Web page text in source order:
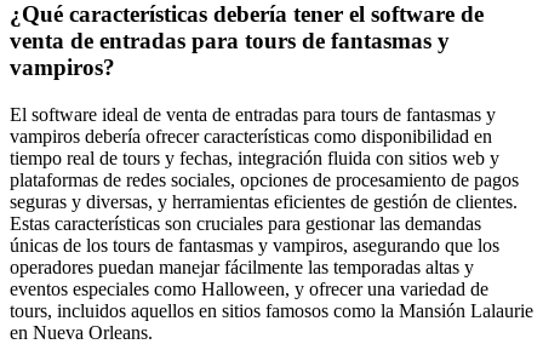
¿Qué características debería tener el software de
venta de entradas para tours de fantasmas y
vampiros?
El software ideal de venta de entradas para tours de fantasmas y
vampiros debería ofrecer características como disponibilidad en
tiempo real de tours y fechas, integración fluida con sitios web y
plataformas de redes sociales, opciones de procesamiento de pagos
seguras y diversas, y herramientas eficientes de gestión de clientes.
Estas características son cruciales para gestionar las demandas
únicas de los tours de fantasmas y vampiros, asegurando que los
operadores puedan manejar fácilmente las temporadas altas y
eventos especiales como Halloween, y ofrecer una variedad de
tours, incluidos aquellos en sitios famosos como la Mansión Lalaurie
en Nueva Orleans.